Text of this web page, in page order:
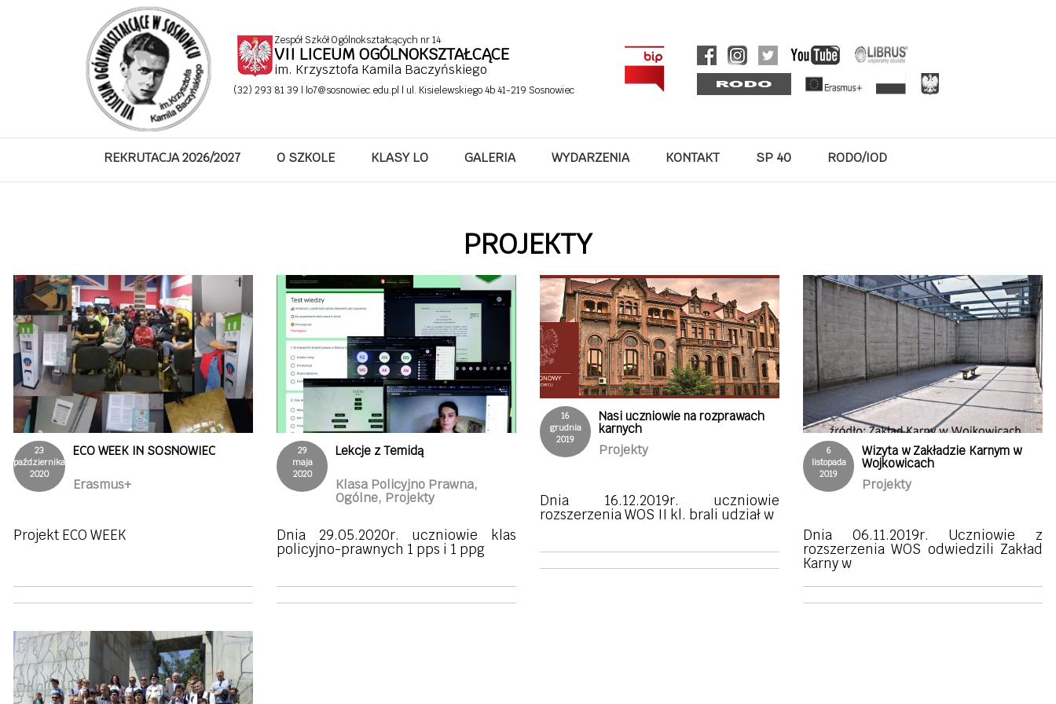
Zespół Szkół Ogólnokształcących nr 14
VII LICEUM OGÓLNOKSZTAŁCĄCE
im. Krzysztofa Kamila Baczyńskiego
(32) 293 81 39 | lo7@sosnowiec.edu.pl | ul. Kisielewskiego 4b 41-219 Sosnowiec
REKRUTACJA 2026/2027 O SZKOLE KLASY LO GALERIA WYDARZENIA KONTAKT SP 40 RODO/IOD
PROJEKTY
23
października
2020
ECO WEEK IN SOSNOWIEC
Erasmus+
Projekt ECO WEEK
29
maja
2020
Lekcje z Temidą
Klasa Policyjno Prawna,
Ogólne, Projekty
Dnia 29.05.2020r. uczniowie klas
policyjno-prawnych 1 pps i 1 ppg
16
grudnia
2019
Nasi uczniowie na rozprawach
karnych
Projekty
Dnia 16.12.2019r. uczniowie
rozszerzenia WOS II kl. brali udział w
6
listopada
2019
Wizyta w Zakładzie Karnym w
Wojkowicach
Projekty
Dnia 06.11.2019r. Uczniowie z
rozszerzenia WOS odwiedzili Zakład
Karny w